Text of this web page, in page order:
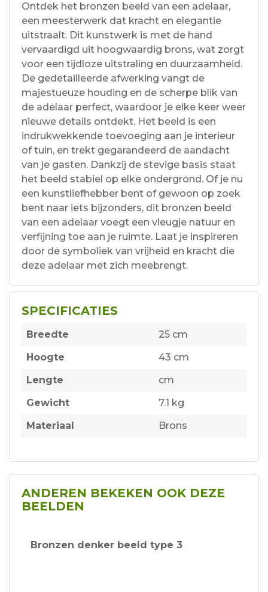
Ontdek het bronzen beeld van een adelaar,
een meesterwerk dat kracht en elegantie
uitstraalt. Dit kunstwerk is met de hand
vervaardigd uit hoogwaardig brons, wat zorgt
voor een tijdloze uitstraling en duurzaamheid.
De gedetailleerde afwerking vangt de
majestueuze houding en de scherpe blik van
de adelaar perfect, waardoor je elke keer weer
nieuwe details ontdekt. Het beeld is een
indrukwekkende toevoeging aan je interieur
of tuin, en trekt gegarandeerd de aandacht
van je gasten. Dankzij de stevige basis staat
het beeld stabiel op elke ondergrond. Of je nu
een kunstliefhebber bent of gewoon op zoek
bent naar iets bijzonders, dit bronzen beeld
van een adelaar voegt een vleugje natuur en
verfijning toe aan je ruimte. Laat je inspireren
door de symboliek van vrijheid en kracht die
deze adelaar met zich meebrengt.
SPECIFICATIES
Breedte
25 cm
Hoogte
43 cm
Lengte
cm
Gewicht
7.1 kg
Materiaal
Brons
ANDEREN BEKEKEN OOK DEZE
BEELDEN
Bronzen denker beeld type 3